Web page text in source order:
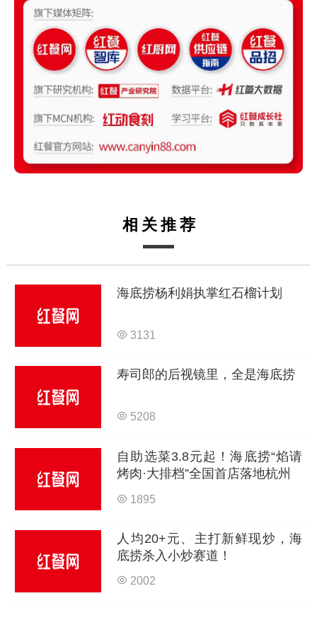
相关推荐
海底捞杨利娟执掌红石榴计划
3131
寿司郎的后视镜里，全是海底捞
5208
自助选菜3.8元起！海底捞“焰请
烤肉·大排档”全国首店落地杭州
1895
人均20+元、主打新鲜现炒，海
底捞杀入小炒赛道！
2002